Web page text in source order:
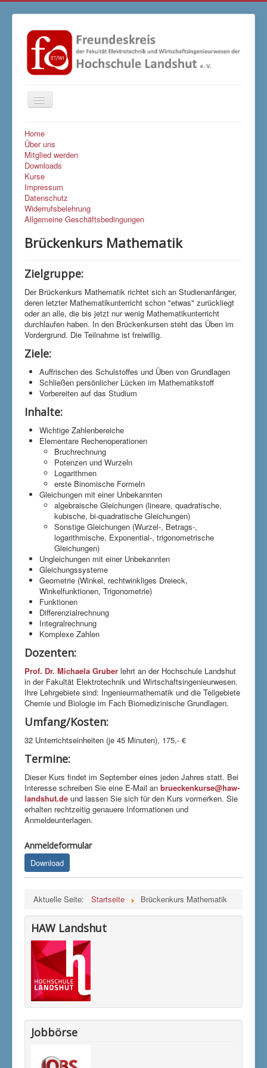
Navigation
an/aus
Home
Über uns
Mitglied werden
Downloads
Kurse
Impressum
Datenschutz
Widerrufsbelehrung
Allgemeine Geschäftsbedingungen
Brückenkurs Mathematik
Zielgruppe:
Der Brückenkurs Mathematik richtet sich an Studienanfänger,
deren letzter Mathematikunterricht schon "etwas" zurückliegt
oder an alle, die bis jetzt nur wenig Mathematikunterricht
durchlaufen haben. In den Brückenkursen steht das Üben im
Vordergrund. Die Teilnahme ist freiwillig.
Ziele:
Auffrischen des Schulstoffes und Üben von Grundlagen
Schließen persönlicher Lücken im Mathematikstoff
Vorbereiten auf das Studium
Inhalte:
Wichtige Zahlenbereiche
Elementare Rechenoperationen
Bruchrechnung
Potenzen und Wurzeln
Logarithmen
erste Binomische Formeln
Gleichungen mit einer Unbekannten
algebraische Gleichungen (lineare, quadratische,
kubische, bi-quadratische Gleichungen)
Sonstige Gleichungen (Wurzel-, Betrags-,
logarithmische, Exponential-, trigonometrische
Gleichungen)
Ungleichungen mit einer Unbekannten
Gleichungssysteme
Geometrie (Winkel, rechtwinkliges Dreieck,
Winkelfunktionen, Trigonometrie)
Funktionen
Differenzialrechnung
Integralrechnung
Komplexe Zahlen
Dozenten:
Prof. Dr. Michaela Gruber lehrt an der Hochschule Landshut
in der Fakultät Elektrotechnik und Wirtschaftsingenieurwesen.
Ihre Lehrgebiete sind: Ingenieurmathematik und die Teilgebiete
Chemie und Biologie im Fach Biomedizinische Grundlagen.
Umfang/Kosten:
32 Unterrichtseinheiten (je 45 Minuten), 175,- €
Termine:
Dieser Kurs findet im September eines jeden Jahres statt. Bei
Interesse schreiben Sie eine E-Mail an brueckenkurse@haw-
landshut.de und lassen Sie sich für den Kurs vormerken. Sie
erhalten rechtzeitig genauere Informationen und
Anmeldeunterlagen.
Anmeldeformular
Download
Aktuelle Seite: Startseite Brückenkurs Mathematik
HAW Landshut
Jobbörse